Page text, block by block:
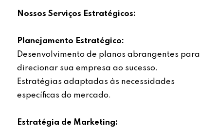
Nossos Serviços Estratégicos:
Planejamento Estratégico:
Desenvolvimento de planos abrangentes para
direcionar sua empresa ao sucesso.
Estratégias adaptadas às necessidades
específicas do mercado.
Estratégia de Marketing: